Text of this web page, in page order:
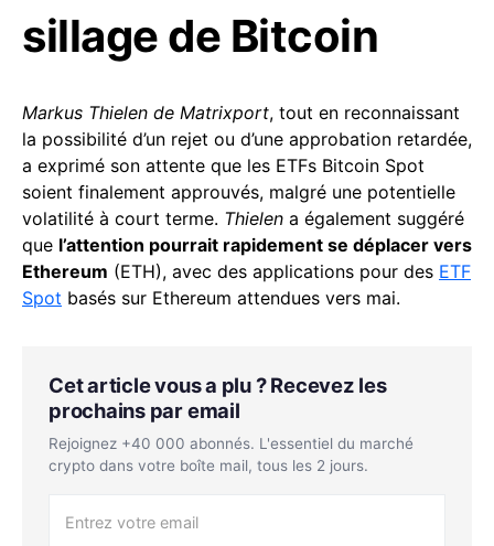
sillage de Bitcoin
Markus Thielen de Matrixport, tout en reconnaissant
la possibilité d’un rejet ou d’une approbation retardée,
a exprimé son attente que les ETFs Bitcoin Spot
soient finalement approuvés, malgré une potentielle
volatilité à court terme. Thielen a également suggéré
que l’attention pourrait rapidement se déplacer vers
Ethereum (ETH), avec des applications pour des ETF
Spot basés sur Ethereum attendues vers mai.
Cet article vous a plu ? Recevez les
prochains par email
Rejoignez +40 000 abonnés. L'essentiel du marché
crypto dans votre boîte mail, tous les 2 jours.